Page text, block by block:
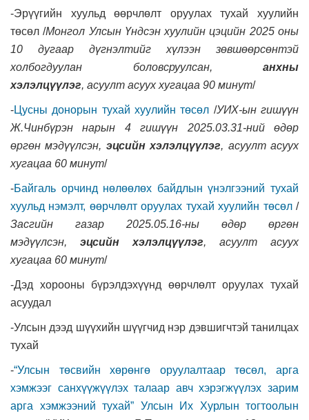
-Эрүүгийн хуульд өөрчлөлт оруулах тухай хуулийн
төсөл /Монгол Улсын Үндсэн хуулийн цэцийн 2025 оны
10 дугаар дүгнэлтийг хүлээн зөвшөөрсөнтэй
холбогдуулан боловсруулсан, анхны
хэлэлцүүлэг, асуулт асуух хугацаа 90 минут/
-Цусны донорын тухай хуулийн төсөл /УИХ-ын гишүүн
Ж.Чинбүрэн нарын 4 гишүүн 2025.03.31-ний өдөр
өргөн мэдүүлсэн, эцсийн хэлэлцүүлэг, асуулт асуух
хугацаа 60 минут/
-Байгаль орчинд нөлөөлөх байдлын үнэлгээний тухай
хуульд нэмэлт, өөрчлөлт оруулах тухай хуулийн төсөл/
Засгийн газар 2025.05.16-ны өдөр өргөн
мэдүүлсэн, эцсийн хэлэлцүүлэг, асуулт асуух
хугацаа 60 минут/
-Дэд хорооны бүрэлдэхүүнд өөрчлөлт оруулах тухай
асуудал
-Улсын дээд шүүхийн шүүгчид нэр дэвшигчтэй танилцах
тухай
-“Улсын төсвийн хөрөнгө оруулалтаар төсөл, арга
хэмжээг санхүүжүүлэх талаар авч хэрэгжүүлэх зарим
арга хэмжээний тухай” Улсын Их Хурлын тогтоолын